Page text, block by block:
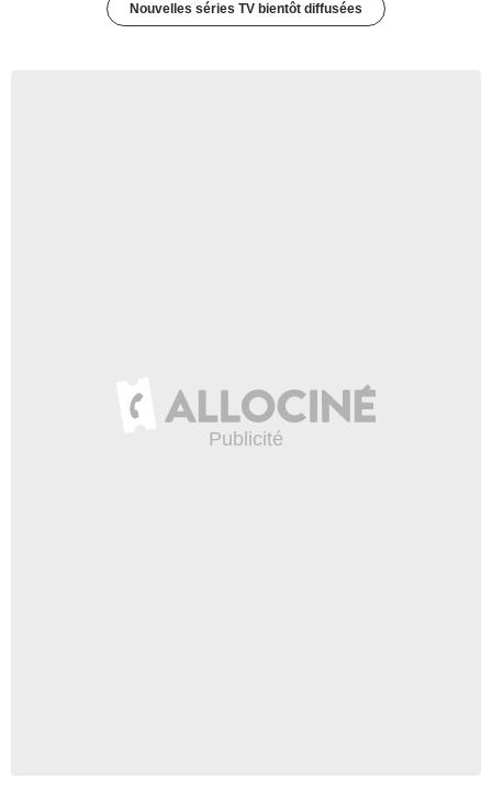
Nouvelles séries TV bientôt diffusées